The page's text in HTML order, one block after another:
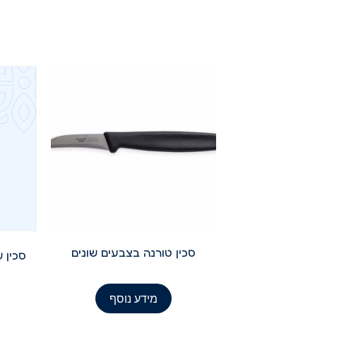
סכין טורנה בצבעים שונים
מידע נוסף